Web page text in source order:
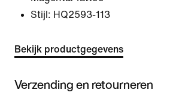
Stijl: HQ2593-113
Bekijk productgegevens
Verzending en retourneren